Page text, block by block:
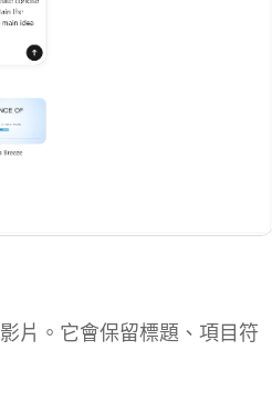
片。它會保留標題、項目符